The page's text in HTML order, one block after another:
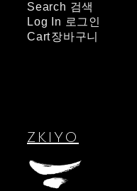
Search 검색
Log In 로그인
Cart장바구니
ZKIYO